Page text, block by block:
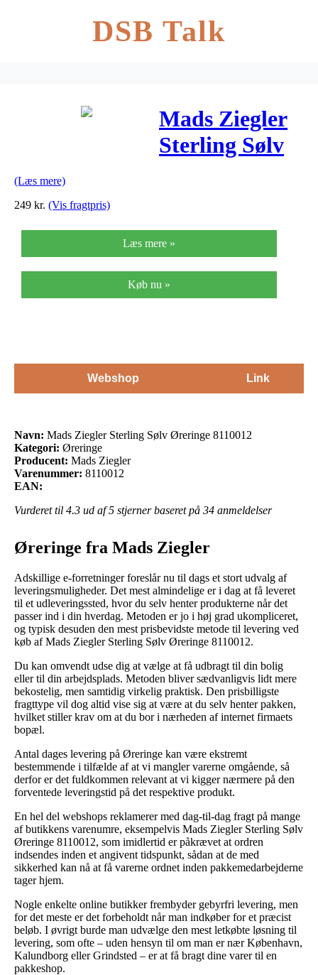
DSB Talk
Mads Ziegler
Sterling Sølv
(Læs mere)
249 kr. (Vis fragtpris)
Læs mere »
Køb nu »
Webshop Link
Navn: Mads Ziegler Sterling Sølv Øreringe 8110012
Kategori: Øreringe
Producent: Mads Ziegler
Varenummer: 8110012
EAN:
Vurderet til 4.3 ud af 5 stjerner baseret på 34 anmeldelser
Øreringe fra Mads Ziegler
Adskillige e-forretninger foreslår nu til dags et stort udvalg af
leveringsmuligheder. Det mest almindelige er i dag at få leveret
til et udleveringssted, hvor du selv henter produkterne når det
passer ind i din hverdag. Metoden er jo i høj grad ukompliceret,
og typisk desuden den mest prisbevidste metode til levering ved
køb af Mads Ziegler Sterling Sølv Øreringe 8110012.
Du kan omvendt udse dig at vælge at få udbragt til din bolig
eller til din arbejdsplads. Metoden bliver sædvanligvis lidt mere
bekostelig, men samtidig virkelig praktisk. Den prisbilligste
fragttype vil dog altid vise sig at være at du selv henter pakken,
hvilket stiller krav om at du bor i nærheden af internet firmaets
bopæl.
Antal dages levering på Øreringe kan være ekstremt
bestemmende i tilfælde af at vi mangler varerne omgående, så
derfor er det fuldkommen relevant at vi kigger nærmere på den
forventede leveringstid på det respektive produkt.
En hel del webshops reklamerer med dag-til-dag fragt på mange
af butikkens varenumre, eksempelvis Mads Ziegler Sterling Sølv
Øreringe 8110012, som imidlertid er påkrævet at ordren
indsendes inden et angivent tidspunkt, sådan at de med
sikkerhed kan nå at få varerne ordnet inden pakkemedarbejderne
tager hjem.
Nogle enkelte online butikker frembyder gebyrfri levering, men
for det meste er det forbeholdt når man indkøber for et præcist
beløb. I øvrigt burde man udvælge den mest letkøbte løsning til
levering, som ofte – uden hensyn til om man er nær København,
Kalundborg eller Grindsted – er at få bragt dine varer til en
pakkeshop.